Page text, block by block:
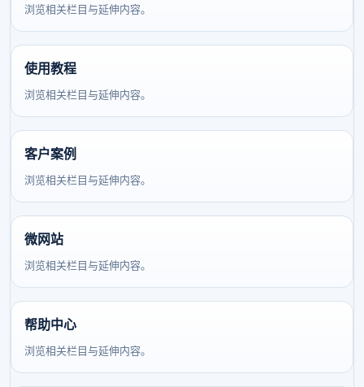
浏览相关栏目与延伸内容。
使用教程
浏览相关栏目与延伸内容。
客户案例
浏览相关栏目与延伸内容。
微网站
浏览相关栏目与延伸内容。
帮助中心
浏览相关栏目与延伸内容。